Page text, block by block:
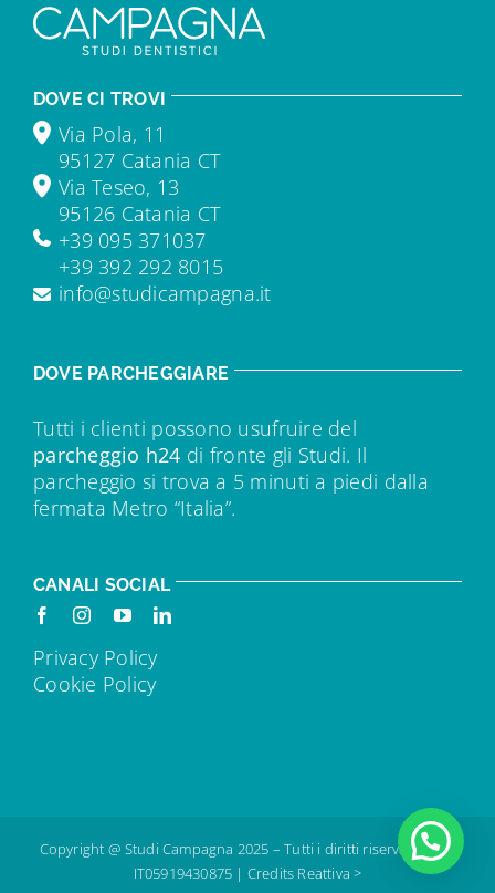
DOVE CI TROVI
Via Pola, 11
95127 Catania CT
Via Teseo, 13
95126 Catania CT
+39 095 371037
+39 392 292 8015
info@studicampagna.it
DOVE PARCHEGGIARE
Tutti i clienti possono usufruire del
parcheggio h24 di fronte gli Studi. Il
parcheggio si trova a 5 minuti a piedi dalla
fermata Metro “Italia”.
CANALI SOCIAL
Privacy Policy
Cookie Policy
Copyright @ Studi Campagna 2025 – Tutti i diritti riservati – IVA:
IT05919430875 | Credits Reattiva >